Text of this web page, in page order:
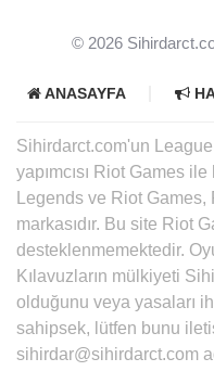
© 2026
ANASAYFA
Sihirdarct.com'un
yapımcısı Riot Games
Legends ve Riot
markasıdır. Bu site Riot
desteklenmemektedir.
Kılavuzların mülkiyeti
olduğunu veya yasaları
sahipsek, lütfen bunu
sihirdar@sihirdarct.com